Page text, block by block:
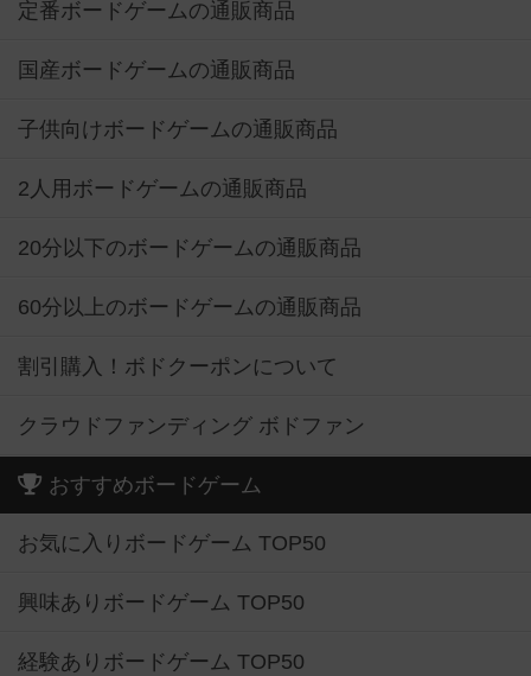
定番ボードゲームの通販商品
国産ボードゲームの通販商品
子供向けボードゲームの通販商品
2人用ボードゲームの通販商品
20分以下のボードゲームの通販商品
60分以上のボードゲームの通販商品
割引購入！ボドクーポンについて
クラウドファンディング ボドファン
おすすめボードゲーム
お気に入りボードゲーム TOP50
興味ありボードゲーム TOP50
経験ありボードゲーム TOP50